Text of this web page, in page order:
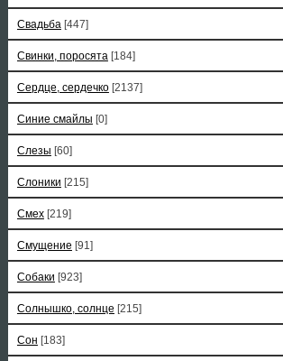
Свадьба [447]
Свинки, поросята [184]
Сердце, сердечко [2137]
Синие смайлы [0]
Слезы [60]
Слоники [215]
Смех [219]
Смущение [91]
Собаки [923]
Солнышко, солнце [215]
Сон [183]